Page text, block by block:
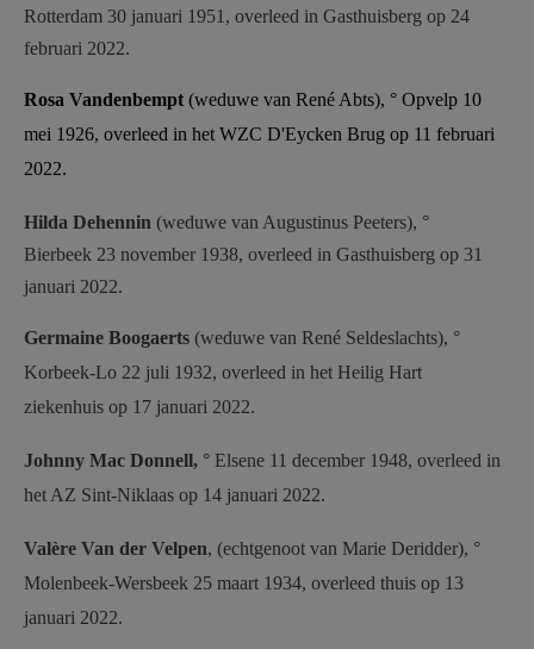
Rotterdam 30 januari 1951, overleed in Gasthuisberg op 24
februari 2022.
Rosa Vandenbempt (weduwe van René Abts), ° Opvelp 10
mei 1926, overleed in het WZC D'Eycken Brug op 11 februari
2022.
Hilda Dehennin (weduwe van Augustinus Peeters), °
Bierbeek 23 november 1938, overleed in Gasthuisberg op 31
januari 2022.
Germaine Boogaerts (weduwe van René Seldeslachts), °
Korbeek-Lo 22 juli 1932, overleed in het Heilig Hart
ziekenhuis op 17 januari 2022.
Johnny Mac Donnell, ° Elsene 11 december 1948, overleed in
het AZ Sint-Niklaas op 14 januari 2022.
Valère Van der Velpen, (echtgenoot van Marie Deridder), °
Molenbeek-Wersbeek 25 maart 1934, overleed thuis op 13
januari 2022.